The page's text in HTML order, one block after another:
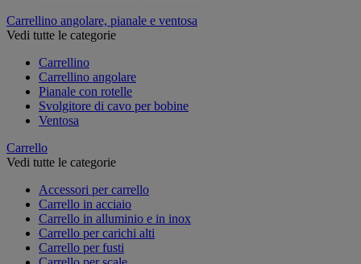
Carrellino angolare, pianale e ventosa
Vedi tutte le categorie
Carrellino
Carrellino angolare
Pianale con rotelle
Svolgitore di cavo per bobine
Ventosa
Carrello
Vedi tutte le categorie
Accessori per carrello
Carrello in acciaio
Carrello in alluminio e in inox
Carrello per carichi alti
Carrello per fusti